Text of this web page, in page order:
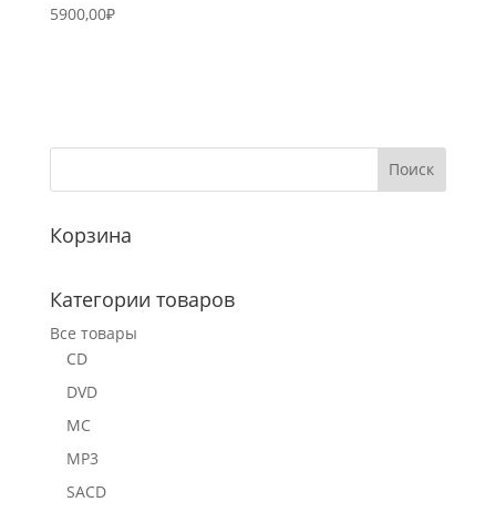
5900,00₽
Корзина
Категории товаров
Все товары
CD
DVD
MC
MP3
SACD